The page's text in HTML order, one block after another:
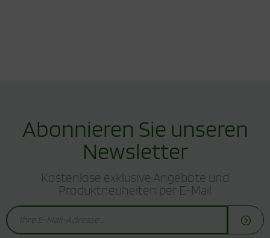
Abonnieren Sie unseren
Newsletter
Kostenlose exklusive Angebote und
Produktneuheiten per E-Mail